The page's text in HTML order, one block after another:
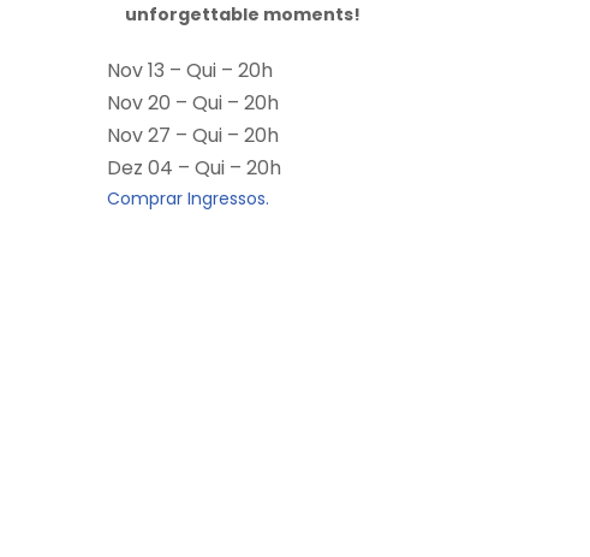
unforgettable moments!
Nov 13 – Qui – 20h
Nov 20 – Qui – 20h
Nov 27 – Qui – 20h
Dez 04 – Qui – 20h
Comprar Ingressos.